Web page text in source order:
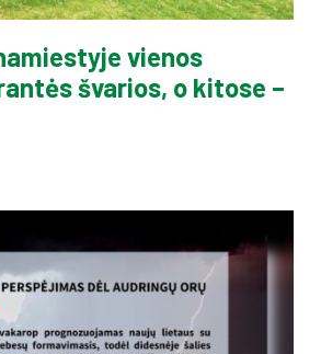
vienos
švarios, o kitose –